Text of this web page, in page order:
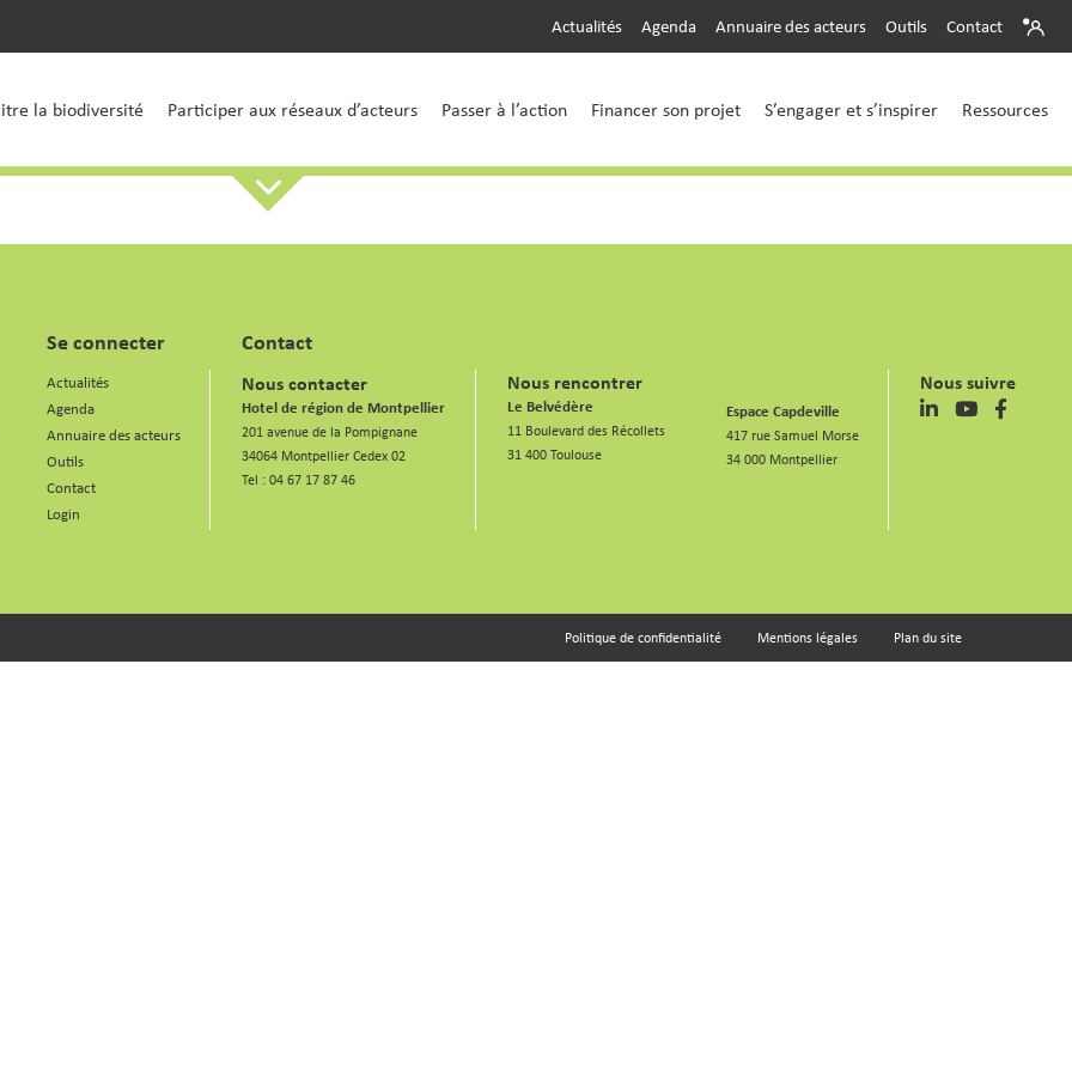
Actualités Agenda Annuaire des acteurs Outils Contact
la biodiversité Participer aux réseaux d’acteurs Passer à l’action Financer son projet S’engager et s’inspirer Ressources
Se connecter
Actualités
Agenda
Annuaire des acteurs
Outils
Contact
Login
Contact
Nous contacter
Hotel de région de Montpellier
201 avenue de la Pompignane
34064 Montpellier Cedex 02
Tel :04 67 17 87 46
Nous rencontrer
Le Belvédère
11 Boulevard des Récollets
31 400 Toulouse
Espace Capdeville
417 rue Samuel Morse
34 000 Montpellier
Nous suivre
Politique de confidentialité Mentions légales Plan du site